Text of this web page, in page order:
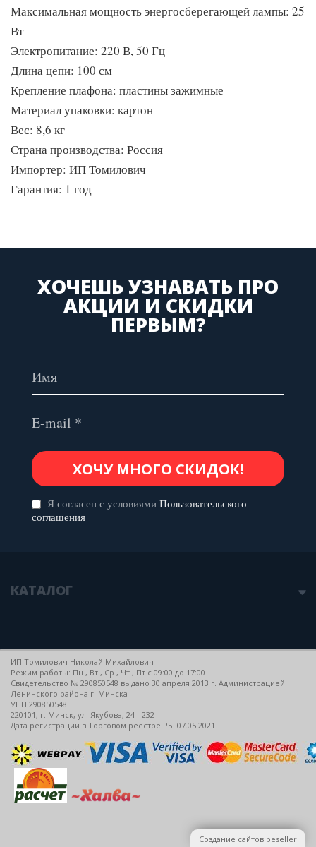
Максимальная мощность энергосберегающей лампы: 25
Вт
Электропитание: 220 В, 50 Гц
Длина цепи: 100 см
Крепление плафона: пластины зажимные
Материал упаковки: картон
Вес: 8,6 кг
Страна производства: Россия
Импортер: ИП Томилович
Гарантия: 1 год
ХОЧЕШЬ УЗНАВАТЬ ПРО
АКЦИИ И СКИДКИ
ПЕРВЫМ?
Я согласен с условиями Пользовательского
соглашения
КАТАЛОГ
ИП Томилович Николай Михайлович
Режим работы: Пн , Вт , Ср , Чт , Пт c 09:00 до 17:00
Свидетельство № 290850548 выдано 30 апреля 2013 г. Администрацией
Ленинского района г. Минска
УНП 290850548
220101, г. Минск, ул. Якубова, 24 - 232
Дата регистрации в Торговом реестре РБ: 07.05.2021
Создание сайтов beseller